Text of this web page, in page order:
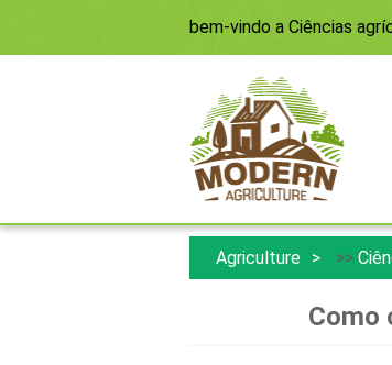
bem-vindo a Ciências
Agriculture >>
Como